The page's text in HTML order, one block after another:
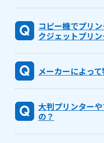
コピー機でプリ
クジェットプリ
メーカーによっ
大判プリンター
の？